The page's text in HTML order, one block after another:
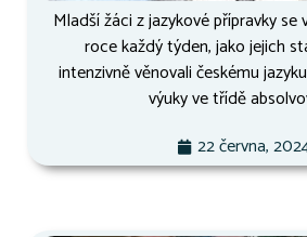
Mladší žáci z jazykové přípravky
roce každý týden, jako jejich
intenzivně věnovali českému
výuky ve třídě
22 června,